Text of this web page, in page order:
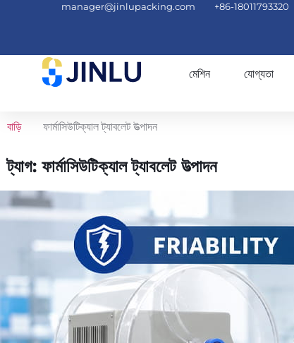
manager@jinlupacking.com +86-18011793320
মেশিন যোগ্যতা
বাড়ি ফার্মাসিউটিক্যাল ট্যাবলেট উত্পাদন
ট্যাগ: ফার্মাসিউটিক্যাল ট্যাবলেট উত্পাদন